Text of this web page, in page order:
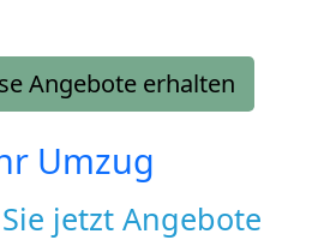
Angebote erhalten
Umzug
jetzt Angebote